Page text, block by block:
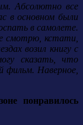
Абсолютно все
в основном были
в самолете.
смотрю, кстати,
возил книгу с
сказать, что
Наверное,
понравилось